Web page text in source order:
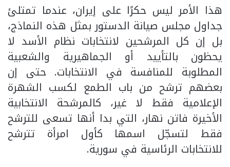
هذا الأمر ليس حكرًا على إيران، عندما تمتلئ
جداول مجلس صيانة الدستور بمثل هذه النماذج،
بل إن كل المرشحين لانتخابات نظام الأسد لا
يحظون بالتأييد أو الجماهيرية والشعبية
المطلوبة للمنافسة في الانتخابات. حتى إن
بعضهم ترشح من باب الطمع لكسب الشهرة
الإعلامية فقط لا غير، كالمرشحة الانتخابية
الأخيرة فاتن نهار، التي بدا أنها تسعى للترشح
فقط لتسجّل اسمها كأول امرأة تترشح
للانتخابات الرئاسية في سورية.